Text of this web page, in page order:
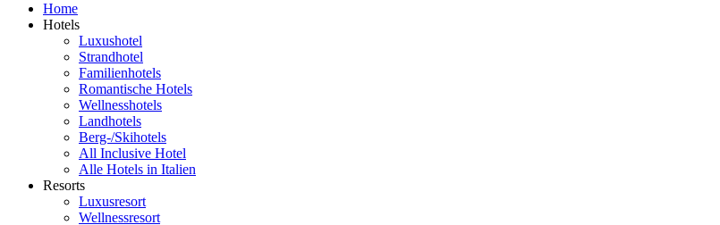
Home
Hotels
Luxushotel
Strandhotel
Familienhotels
Romantische Hotels
Wellnesshotels
Landhotels
Berg-/Skihotels
All Inclusive Hotel
Alle Hotels in Italien
Resorts
Luxusresort
Wellnessresort